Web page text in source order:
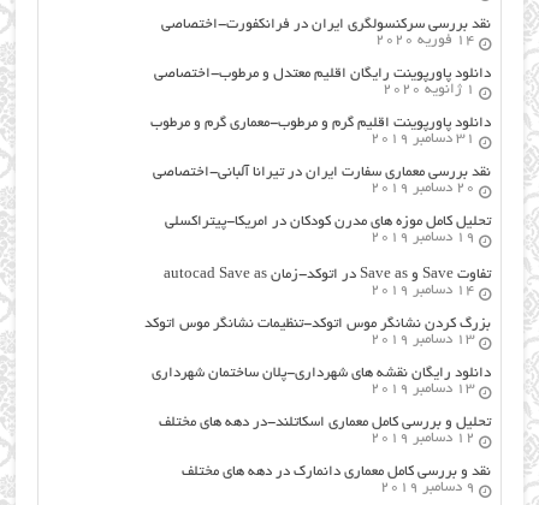
نقد بررسی سرکنسولگری ایران در فرانکفورت-اختصاصی
14 فوریه 2020
دانلود پاورپوینت رایگان اقلیم معتدل و مرطوب-اختصاصی
1 ژانویه 2020
دانلود پاورپوینت اقلیم گرم و مرطوب-معماری گرم و مرطوب
31 دسامبر 2019
نقد بررسی معماری سفارت ایران در تیرانا آلبانی-اختصاصی
20 دسامبر 2019
تحلیل کامل موزه های مدرن کودکان در امریکا-پیتراکسلی
19 دسامبر 2019
تفاوت Save و Save as در اتوکد-زمان autocad Save as
14 دسامبر 2019
بزرگ کردن نشانگر موس اتوکد-تنظیمات نشانگر موس اتوکد
13 دسامبر 2019
دانلود رایگان نقشه های شهرداری-پلان ساختمان شهرداری
13 دسامبر 2019
تحلیل و بررسی کامل معماری اسکاتلند-در دهه های مختلف
12 دسامبر 2019
نقد و بررسی کامل معماری دانمارک در دهه های مختلف
9 دسامبر 2019